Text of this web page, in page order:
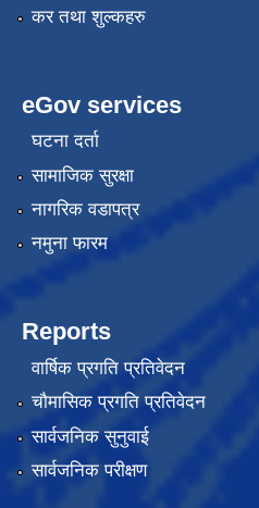
कर तथा शुल्कहरु
eGov services
घटना दर्ता
सामाजिक सुरक्षा
नागरिक वडापत्र
नमुना फारम
Reports
वार्षिक प्रगति प्रतिवेदन
चौमासिक प्रगति प्रतिवेदन
सार्वजनिक सुनुवाई
सार्वजनिक परीक्षण